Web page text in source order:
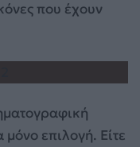
που έχουν
επιλογή. Είτε